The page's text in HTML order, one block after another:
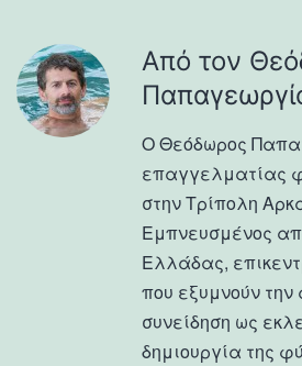
Από τον
Ο Θεόδωρος
επαγγελματίας
στην Τρίπολη
Εμπνευσμένος
Ελλάδας,
που εξυμνούν την
συνείδηση ως
δημιουργία της